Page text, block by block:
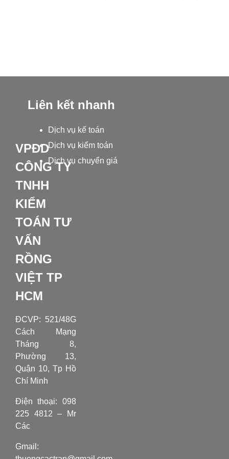
VPĐD
CÔNG TY
TNHH
KIỂM
TOÁN TƯ
VẤN
RỒNG
VIỆT TP
HCM
ĐCVP: 521/48G
Cách Mạng
Tháng 8,
Phường 13,
Quận 10, Tp Hồ
Chí Minh
Điện thoại: 098
225 4812 – Mr
Các
Gmail:
Liên kết nhanh
Dịch vụ kế toán
Dịch vụ kiểm toán
Dịch vụ chuyển giá